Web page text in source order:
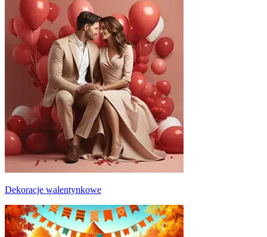
Dekoracje walentynkowe